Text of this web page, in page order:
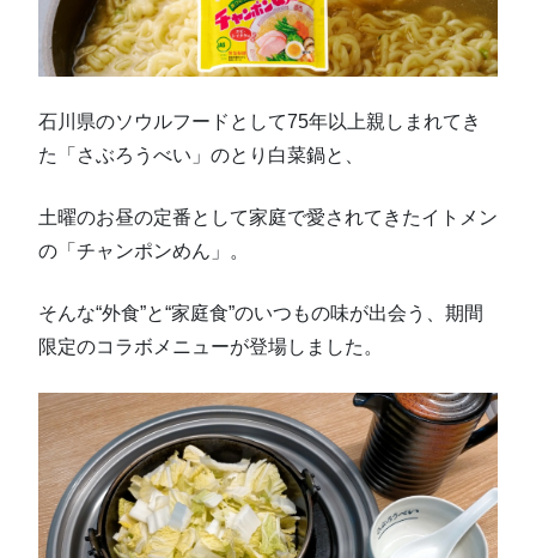
石川県のソウルフードとして75年以上親しまれてき
た「さぶろうべい」のとり白菜鍋と、
土曜のお昼の定番として家庭で愛されてきたイトメン
の「チャンポンめん」。
そんな“外食”と“家庭食”のいつもの味が出会う、期間
限定のコラボメニューが登場しました。